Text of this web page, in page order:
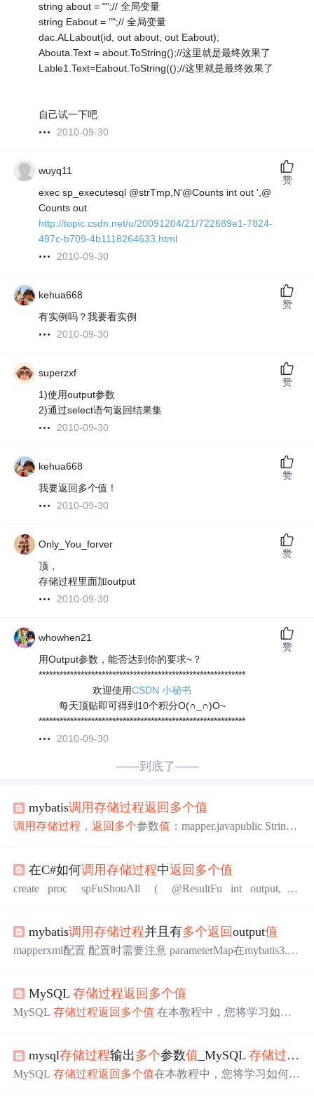
string about = "";// 全局变量
string Eabout = "";// 全局变量
dac.ALLabout(id, out about, out Eabout);
Abouta.Text = about.ToString();//这里就是最终效果了
Lable1.Text=Eabout.ToString(();//这里就是最终效果了
自己试一下吧
2010-09-30
wuyq11
exec sp_executesql @strTmp,N'@Counts int out ',@
Counts out
http://topic.csdn.net/u/20091204/21/722689e1-7824-
497c-b709-4b1118264633.html
2010-09-30
赞
kehua668
有实例吗？我要看实例
2010-09-30
赞
superzxf
1)使用output参数
2)通过select语句返回结果集
2010-09-30
赞
kehua668
我要返回多个值！
2010-09-30
赞
Only_You_forver
顶，
存储过程里面加output
2010-09-30
赞
whowhen21
用Output参数，能否达到你的要求~？
***********************************************************
欢迎使用CSDN 小秘书
每天顶贴即可得到10个积分O(∩_∩)O~
***********************************************************
2010-09-30
赞
——到底了——
mybatis调用存储过程返回 多个值
调用存储过程 ，返回 多个参数值 ：mapper.javapublic String q
在C#如何调用存储过程中返回 多个值
create proc spFuShouAll ( @ResultFu int output,
mybatis调用存储过程并且有多个返回output值
mapperxml配置 配置时需要注意 parameterMap在mybatis3.2.
ALLABLE"> exec sp_GetID #{RemoteId,mo...
MySQL存储过程返回 多个值
MySQL存储过程返回 多个值 在本教程中，您将学习如何
NOUT或OUT参数的存储过程。返回多个值的存储过程示
例 我们看看orderinfo 表 表中数据 以下存储过程接受点买
mysql存储过程输出多个参数值 _MySQL存储过程
MySQL存储过程返回 多个值在本教程中，您将学习如何编